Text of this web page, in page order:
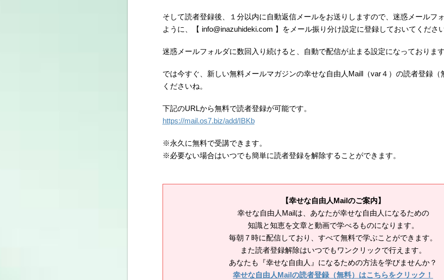
そして読者登録後、１分以内に自動返信メールをお送りしますので、迷惑メールフ
ように、【 info@inazuhideki.com 】をメール振り分け設定に登録しておいてくださ
迷惑メールフォルダに数回入り続けると、自動で配信が止まる設定になっておりま
では今すぐ、新しい無料メールマガジンの幸せな自由人Maill（var４）の読者登録（
くださいね。
下記のURLから無料で読者登録が可能です。
https://mail.os7.biz/add/IBKb
※永久に無料で受講できます。
※必要ない場合はいつでも簡単に読者登録を解除することができます。
【幸せな自由人Mailのご案内】
幸せな自由人Mailは、あなたが幸せな自由人になるための
知識と知恵を文章と動画で学べるものになります。
毎朝７時に配信しており、すべて無料で学ぶことができます。
また読者登録解除はいつでもワンクリックで行えます。
あなたも『幸せな自由人』になるための方法を学びませんか？
幸せな自由人Mailの読者登録（無料）はこちらをクリック！